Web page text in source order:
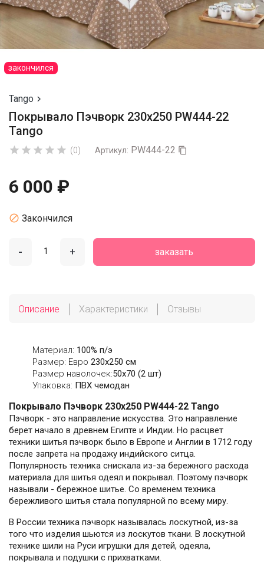
закончился
Tango 
Покрывало Пэчворк 230х250 PW444-22
Tango
     (0) Артикул: PW444-22 
6 000 ₽
 Закончился
- + заказать
Описание Характеристики Отзывы
Материал: 100% п/э
Размер: Евро 230х250 см
Размер наволочек:50x70 (2 шт)
Упаковка: ПВХ чемодан
Покрывало Пэчворк 230х250 PW444-22 Tango
Пэчворк - это направление искусства. Это направление
берет начало в древнем Египте и Индии. Но расцвет
техники шитья пэчворк было в Европе и Англии в 1712 году
после запрета на продажу индийского ситца.
Популярность техника снискала из-за бережного расхода
материала для шитья одеял и покрывал. Поэтому пэчворк
называли - бережное шитье. Со временем техника
бережливого шитья стала популярной по всему миру.
В России техника пэчворк называлась лоскутной, из-за
того что изделия шьются из лоскутов ткани. В лоскутной
технике шили на Руси игрушки для детей, одеяла,
покрывала и подушки с прихватками.